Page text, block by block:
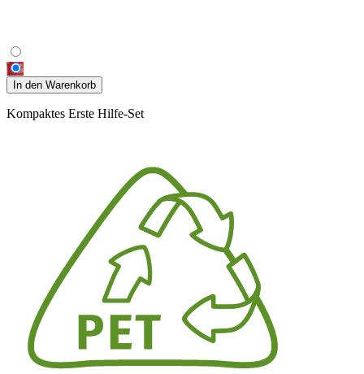
In den Warenkorb
Kompaktes Erste Hilfe-Set